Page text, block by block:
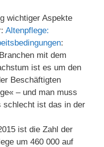
wichtiger Aspekte
Altenpflege:
:
mit dem
ist es um den
Beschäftigten
– und man muss
schlecht ist das in der
ist die Zahl der
um 460 000 auf